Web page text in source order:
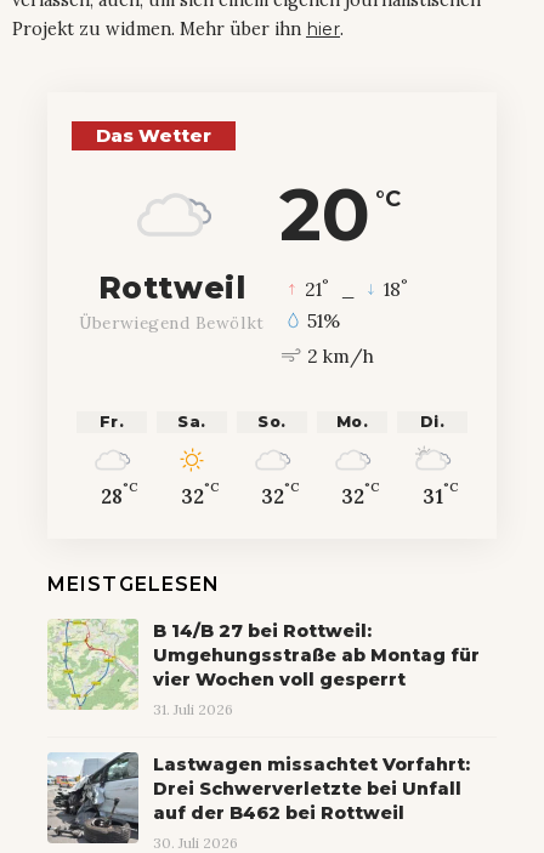
Projekt zu widmen. Mehr über ihn hier.
Das Wetter
20 °C
Rottweil
Überwiegend Bewölkt
21° 18°
51%
2 km/h
Fr.
28°C
Sa.
32°C
So.
32°C
Mo.
32°C
Di.
31°C
MEISTGELESEN
B 14/B 27 bei Rottweil:
Umgehungsstraße ab Montag für
vier Wochen voll gesperrt
31. Juli 2026
Lastwagen missachtet Vorfahrt:
Drei Schwerverletzte bei Unfall
auf der B462 bei Rottweil
30. Juli 2026